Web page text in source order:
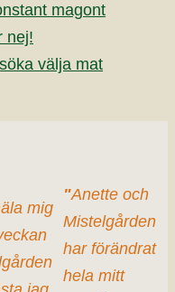
magont
nej!
välja mat
mig
"Anette och
Mistelgården
har förändrat
hela mitt